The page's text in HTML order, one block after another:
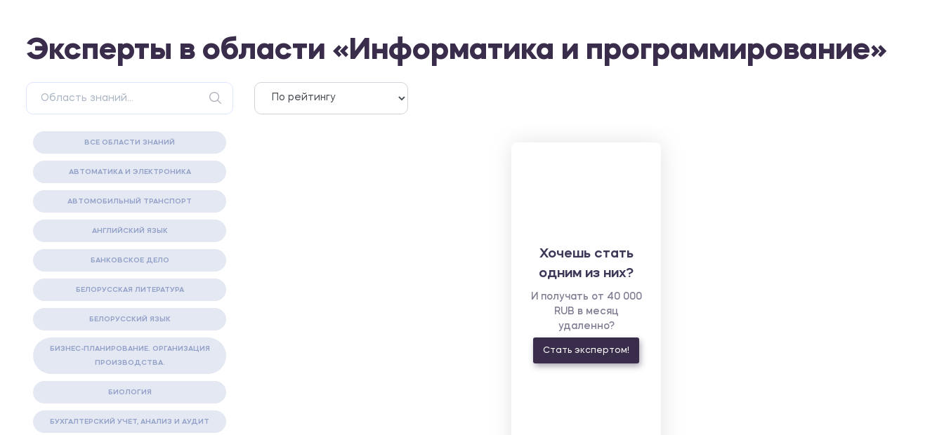
Эксперты в области «Информатика и программирование»
ВСЕ ОБЛАСТИ ЗНАНИЙ
АВТОМАТИКА И ЭЛЕКТРОНИКА
АВТОМОБИЛЬНЫЙ ТРАНСПОРТ
АНГЛИЙСКИЙ ЯЗЫК
БАНКОВСКОЕ ДЕЛО
БЕЛОРУССКАЯ ЛИТЕРАТУРА
БЕЛОРУССКИЙ ЯЗЫК
БИЗНЕС-ПЛАНИРОВАНИЕ. ОРГАНИЗАЦИЯ
ПРОИЗВОДСТВА.
БИОЛОГИЯ
БУХГАЛТЕРСКИЙ УЧЕТ, АНАЛИЗ И АУДИТ
Хочешь стать
одним из них?
И получать от 40 000
RUB в месяц
удаленно?
Стать экспертом!